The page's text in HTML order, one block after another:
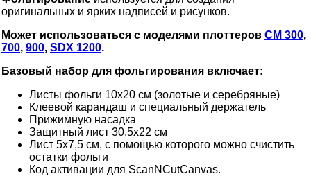
оригинальных и ярких надписей и рисунков.
Может использоваться с моделями плоттеров CM 300,
700, 900, SDX 1200.
Базовый набор для фольгирования включает:
Листы фольги 10х20 см (золотые и серебряные)
Клеевой карандаш и специальный держатель
Прижимную насадка
Защитный лист 30,5х22 см
Лист 5х7,5 см, с помощью которого можно счистить
остатки фольги
Код активации для ScanNCutCanvas.